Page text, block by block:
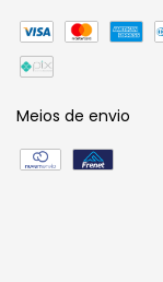
Meios de envio